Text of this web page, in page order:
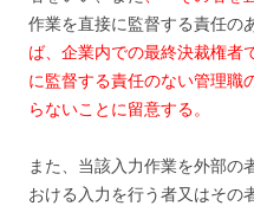
作業を直接に監督する責任の
ば、企業内での最終決裁権者
に監督する責任のない管理職
らないことに留意する。
また、当該入力作業を外部の
おける入力を行う者又はその